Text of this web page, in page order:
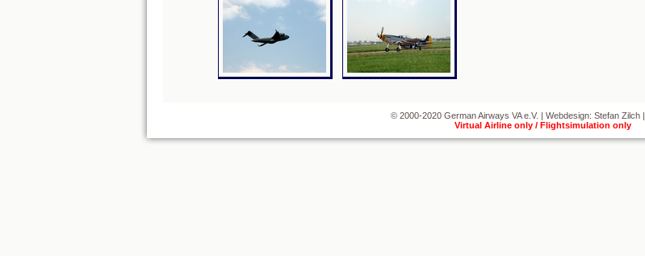
© 2000-2020 German Airways VA e.V. | Webdesign: Stefan Zilch |
Virtual Airline only / Flightsimulation only